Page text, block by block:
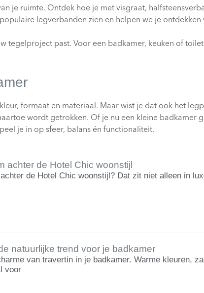
je ruimte. Ontdek hoe je met visgraat,
legverbanden zien en helpen we je
tegelproject past. Voor een badkamer, keuken of
formaat en materiaal. Maar wist je dat ook het
wordt getrokken. Of je nu een kleine
je in op sfeer, balans én functionaliteit.
achter de Hotel Chic woonstijl
de Hotel Chic woonstijl? Dat zit niet alleen in
natuurlijke trend voor je badkamer
van travertin in je badkamer. Warme kleuren,
voor